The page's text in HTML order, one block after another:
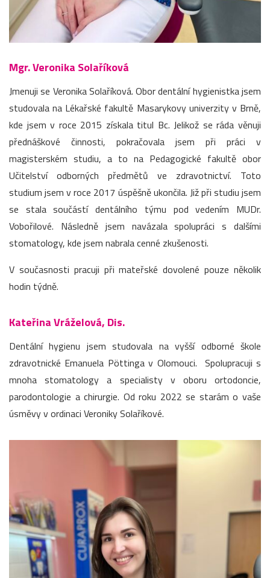
Mgr. Veronika Solaříková
Jmenuji se Veronika Solaříková. Obor dentální hygienistka jsem
studovala na Lékařské fakultě Masarykovy univerzity v Brně,
kde jsem v roce 2015 získala titul Bc. Jelikož se ráda věnuji
přednáškové činnosti, pokračovala jsem při práci v
magisterském studiu, a to na Pedagogické fakultě obor
Učitelství odborných předmětů ve zdravotnictví. Toto
studium jsem v roce 2017 úspěšně ukončila. Již při studiu jsem
se stala součástí dentálního týmu pod vedením MUDr.
Vobořilové. Následně jsem navázala spolupráci s dalšími
stomatology, kde jsem nabrala cenné zkušenosti.
V současnosti pracuji při mateřské dovolené pouze několik
hodin týdně.
Kateřina Vráželová, Dis.
Dentální hygienu jsem studovala na vyšší odborné škole
zdravotnické Emanuela Pöttinga v Olomouci. Spolupracuji s
mnoha stomatology a specialisty v oboru ortodoncie,
parodontologie a chirurgie. Od roku 2022 se starám o vaše
úsměvy v ordinaci Veroniky Solaříkové.